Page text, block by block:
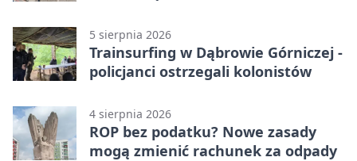
5 sierpnia 2026
Trainsurfing w Dąbrowie Górniczej -
policjanci ostrzegali kolonistów
4 sierpnia 2026
ROP bez podatku? Nowe zasady
mogą zmienić rachunek za odpady